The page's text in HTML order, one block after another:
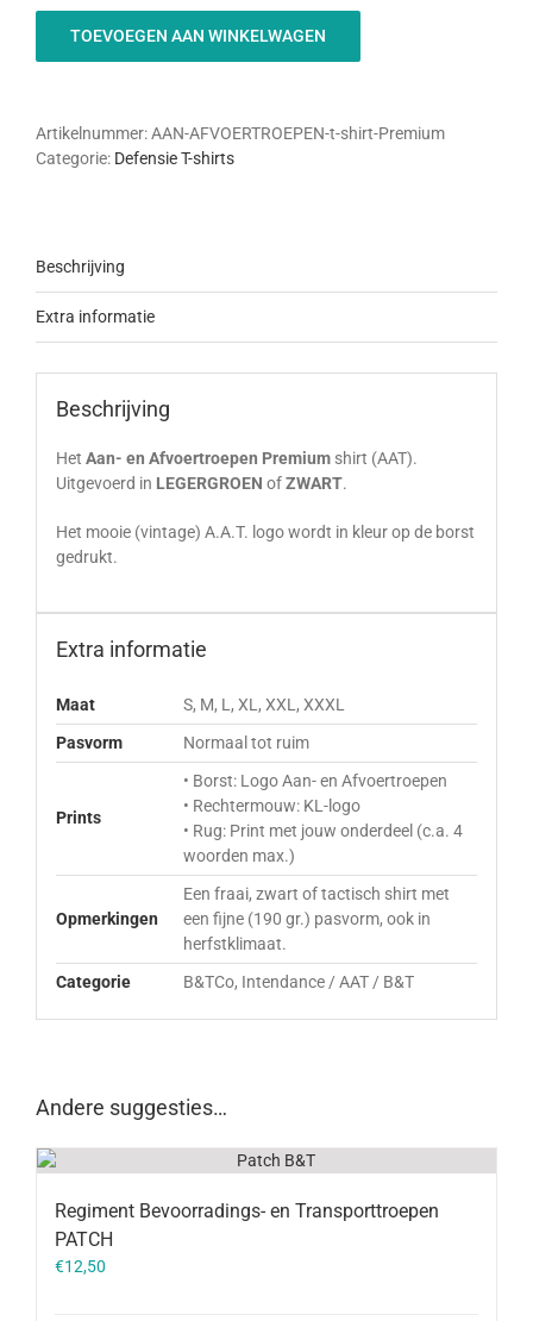
(AAT)
T-
shirt
TOEVOEGEN AAN WINKELWAGEN
Artikelnummer:AAN-AFVOERTROEPEN-t-shirt-Premium
Categorie: Defensie T-shirts
Beschrijving
Extra informatie
Beschrijving
Het Aan- en Afvoertroepen Premiumshirt (AAT).
Uitgevoerd in LEGERGROEN ofZWART.
Het mooie (vintage) A.A.T. logo wordt in kleur op de borst
gedrukt.
Extra informatie
Maat
S, M, L, XL, XXL, XXXL
Pasvorm
Normaal tot ruim
Prints
• Borst: Logo Aan- en Afvoertroepen
• Rechtermouw: KL-logo
• Rug: Print met jouw onderdeel (c.a. 4
woorden max.)
Opmerkingen
Een fraai, zwart of tactisch shirt met
een fijne (190 gr.) pasvorm, ook in
herfstklimaat.
Categorie
B&TCo, Intendance / AAT / B&T
Andere suggesties…
Regiment Bevoorradings- en Transporttroepen
PATCH
€12,50